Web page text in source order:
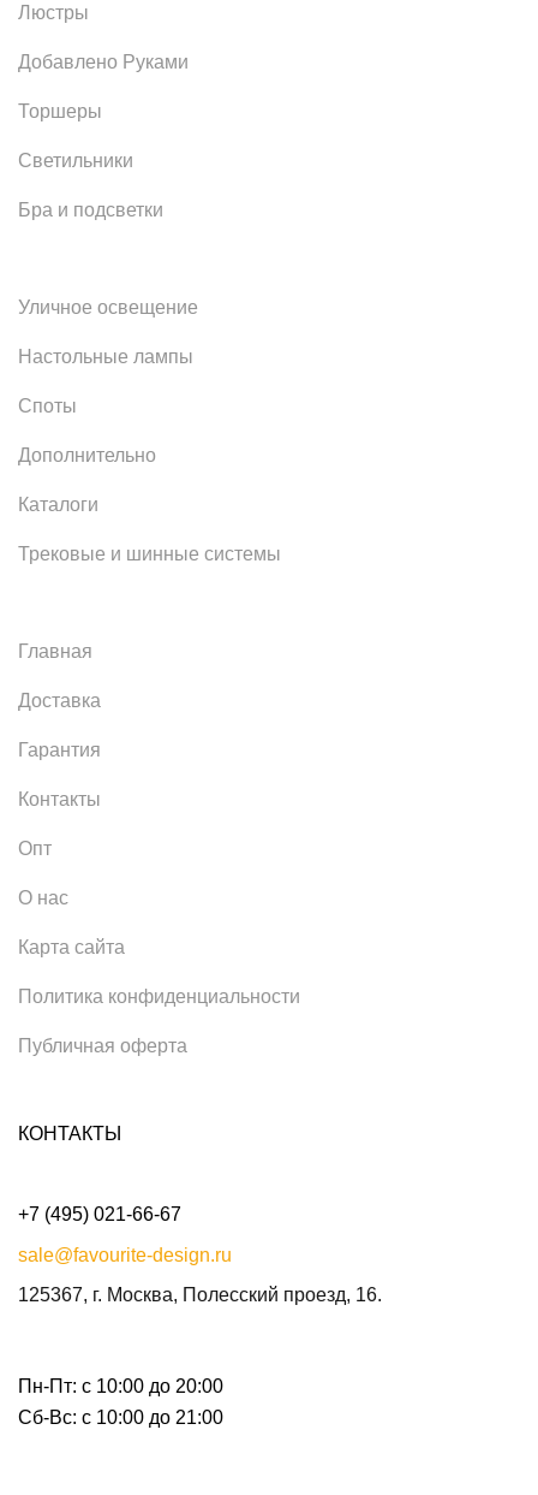
Люстры
Добавлено Руками
Торшеры
Светильники
Бра и подсветки
Уличное освещение
Настольные лампы
Споты
Дополнительно
Каталоги
Трековые и шинные системы
Главная
Доставка
Гарантия
Контакты
Опт
О нас
Карта сайта
Политика конфиденциальности
Публичная оферта
КОНТАКТЫ
+7 (495) 021-66-67
sale@favourite-design.ru
125367, г. Москва, Полесский проезд, 16.
Пн-Пт: с 10:00 до 20:00
Сб-Вс: с 10:00 до 21:00